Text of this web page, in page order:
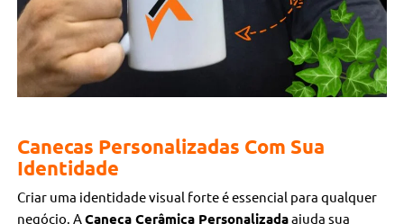
Canecas Personalizadas Com Sua
Identidade
Criar uma identidade visual forte é essencial para qualquer
negócio. ACaneca Cerâmica Personalizadaajuda sua